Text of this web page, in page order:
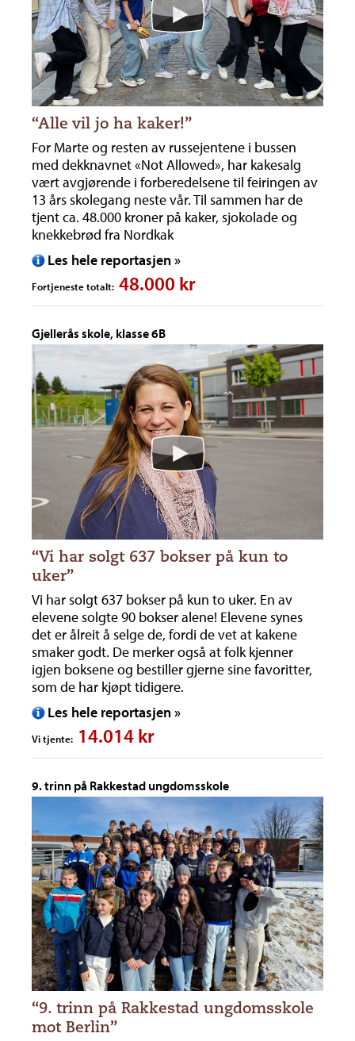
“Alle vil jo ha kaker!”
For Marte og resten av russejentene i bussen
med dekknavnet «Not Allowed», har kakesalg
vært avgjørende i forberedelsene til feiringen av
13 års skolegang neste vår. Til sammen har de
tjent ca. 48.000 kroner på kaker, sjokolade og
knekkebrød fra Nordkak
Les hele reportasjen »
Fortjeneste totalt: 48.000 kr
Gjellerås skole, klasse 6B
“Vi har solgt 637 bokser på kun to
uker”
Vi har solgt 637 bokser på kun to uker. En av
elevene solgte 90 bokser alene! Elevene synes
det er ålreit å selge de, fordi de vet at kakene
smaker godt. De merker også at folk kjenner
igjen boksene og bestiller gjerne sine favoritter,
som de har kjøpt tidigere.
Les hele reportasjen »
Vi tjente: 14.014 kr
9. trinn på Rakkestad ungdomsskole
“9. trinn på Rakkestad ungdomsskole
mot Berlin”